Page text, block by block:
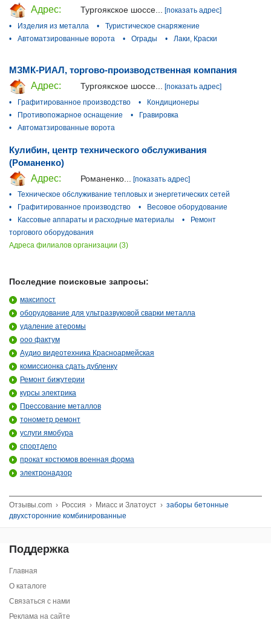
Адрес:
Тургоякское шоссе...
[показать адрес]
•
Изделия из металла •
Туристическое снаряжение
•
Автоматзированные ворота • Ограды • Лаки, Краски
МЗМК-РИАЛ, торгово-производственная компания
Адрес:
Тургоякское шоссе...
[показать адрес]
•
Графитированное производство •
Кондиционеры
•
Противопожарное оснащение •
Гравировка
•
Автоматзированные ворота
Кулибин, центр технического обслуживания
(Романенко)
Адрес:
Романенко...
[показать адрес]
•
Техническое обслуживание тепловых и энергетических сетей
•
Графитированное производство •
Весовое оборудование
•
Кассовые аппараты и расходные материалы •
Ремонт
торгового оборудования
Адреса филиалов организации (3)
Последние поисковые запросы:
максипост
оборудование для ультразвуковой сварки металла
удаление атеромы
ооо фактум
Аудио видеотехника Красноармейская
комиссионка сдать дубленку
Ремонт бижутерии
курсы электрика
Прессование металлов
тонометр ремонт
услуги ямобура
спортдепо
прокат костюмов военная форма
электронадзор
Отзывы.com › Россия › Миасс и Златоуст › заборы бетонные
двухсторонние комбинированные
Поддержка
Главная
О каталоге
Связаться с нами
Реклама на сайте